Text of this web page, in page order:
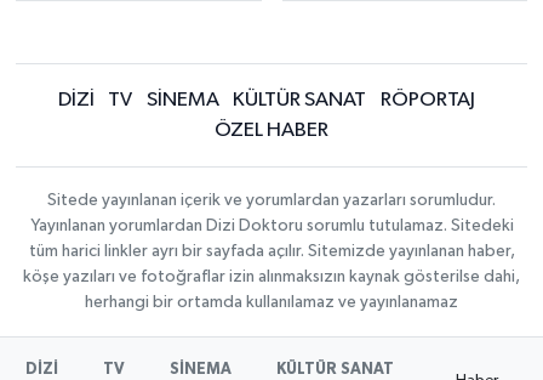
DİZİ TV SİNEMA KÜLTÜR SANAT
RÖPORTAJ
ÖZEL HABER
Sitede yayınlanan içerik ve yorumlardan yazarları sorumludur.
Yayınlanan yorumlardan Dizi Doktoru sorumlu tutulamaz. Sitedeki
tüm harici linkler ayrı bir sayfada açılır. Sitemizde yayınlanan haber,
köşe yazıları ve fotoğraflar izin alınmaksızın kaynak gösterilse dahi,
herhangi bir ortamda kullanılamaz ve yayınlanamaz
DİZİ TV SİNEMA KÜLTÜR SANAT